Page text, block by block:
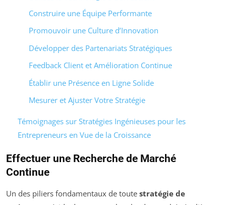
Construire une Équipe Performante
Promouvoir une Culture d’Innovation
Développer des Partenariats Stratégiques
Feedback Client et Amélioration Continue
Établir une Présence en Ligne Solide
Mesurer et Ajuster Votre Stratégie
Témoignages sur Stratégies Ingénieuses pour les
Entrepreneurs en Vue de la Croissance
Effectuer une Recherche de Marché
Continue
Un des piliers fondamentaux de toute stratégie de